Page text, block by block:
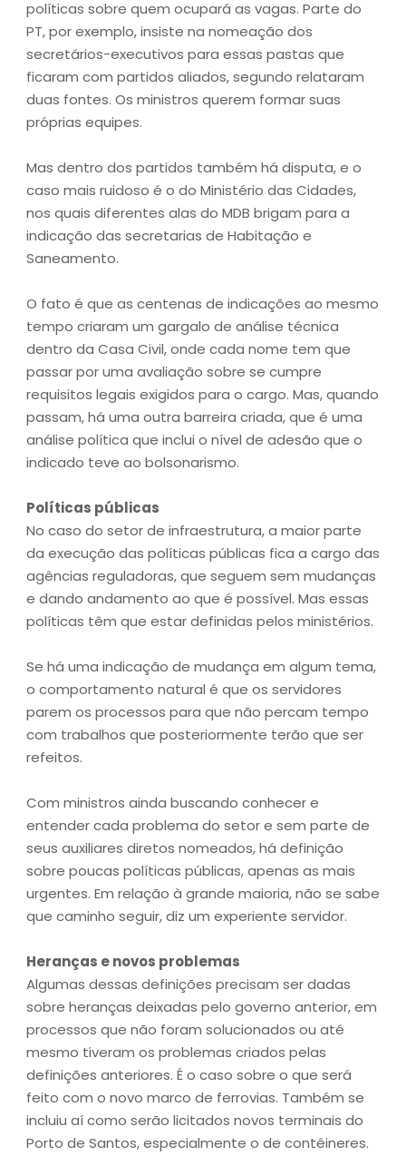
políticas sobre quem ocupará as vagas. Parte do
PT, por exemplo, insiste na nomeação dos
secretários-executivos para essas pastas que
ficaram com partidos aliados, segundo relataram
duas fontes. Os ministros querem formar suas
próprias equipes.
Mas dentro dos partidos também há disputa, e o
caso mais ruidoso é o do Ministério das Cidades,
nos quais diferentes alas do MDB brigam para a
indicação das secretarias de Habitação e
Saneamento.
O fato é que as centenas de indicações ao mesmo
tempo criaram um gargalo de análise técnica
dentro da Casa Civil, onde cada nome tem que
passar por uma avaliação sobre se cumpre
requisitos legais exigidos para o cargo. Mas, quando
passam, há uma outra barreira criada, que é uma
análise política que inclui o nível de adesão que o
indicado teve ao bolsonarismo.
Políticas públicas
No caso do setor de infraestrutura, a maior parte
da execução das políticas públicas fica a cargo das
agências reguladoras, que seguem sem mudanças
e dando andamento ao que é possível. Mas essas
políticas têm que estar definidas pelos ministérios.
Se há uma indicação de mudança em algum tema,
o comportamento natural é que os servidores
parem os processos para que não percam tempo
com trabalhos que posteriormente terão que ser
refeitos.
Com ministros ainda buscando conhecer e
entender cada problema do setor e sem parte de
seus auxiliares diretos nomeados, há definição
sobre poucas políticas públicas, apenas as mais
urgentes. Em relação à grande maioria, não se sabe
que caminho seguir, diz um experiente servidor.
Heranças e novos problemas
Algumas dessas definições precisam ser dadas
sobre heranças deixadas pelo governo anterior, em
processos que não foram solucionados ou até
mesmo tiveram os problemas criados pelas
definições anteriores. É o caso sobre o que será
feito com o novo marco de ferrovias. Também se
incluiu aí como serão licitados novos terminais do
Porto de Santos, especialmente o de contêineres.